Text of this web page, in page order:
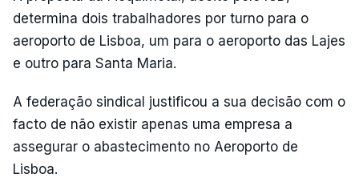
determina dois trabalhadores por turno para o
aeroporto de Lisboa, um para o aeroporto das Lajes
e outro para Santa Maria.
A federação sindical justificou a sua decisão com o
facto de não existir apenas uma empresa a
assegurar o abastecimento no Aeroporto de
Lisboa.